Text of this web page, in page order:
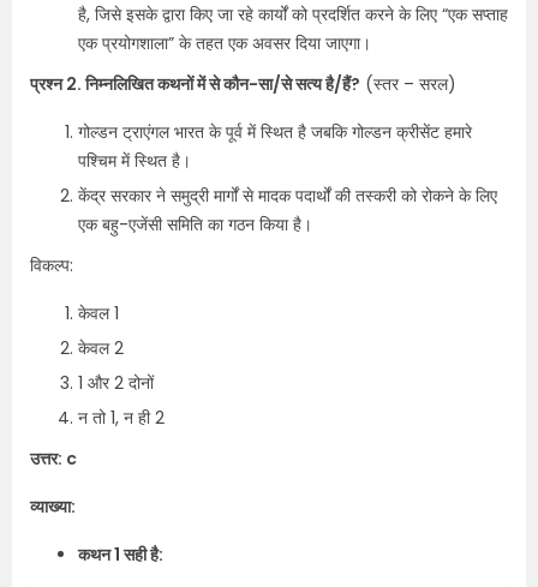
है, जिसे इसके द्वारा किए जा रहे कार्यों को प्रदर्शित करने के लिए “एक सप्ताह
एक प्रयोगशाला” के तहत एक अवसर दिया जाएगा।
प्रश्न 2. निम्नलिखित कथनों में से कौन-सा/से सत्य है/हैं? (स्तर – सरल)
गोल्डन ट्राएंगल भारत के पूर्व में स्थित है जबकि गोल्डन क्रीसेंट हमारे
पश्चिम में स्थित है।
केंद्र सरकार ने समुद्री मार्गों से मादक पदार्थों की तस्करी को रोकने के लिए
एक बहु-एजेंसी समिति का गठन किया है।
विकल्प:
केवल 1
केवल 2
1 और 2 दोनों
न तो 1, न ही 2
उत्तर: c
व्याख्या:
कथन 1 सही है: